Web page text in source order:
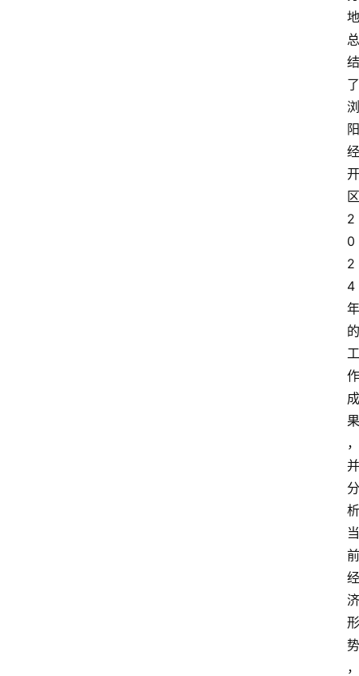
地
总
结
了
浏
阳
经
开
区
2
0
2
4
年
的
工
作
成
果
，
并
分
析
当
前
经
济
形
势
，